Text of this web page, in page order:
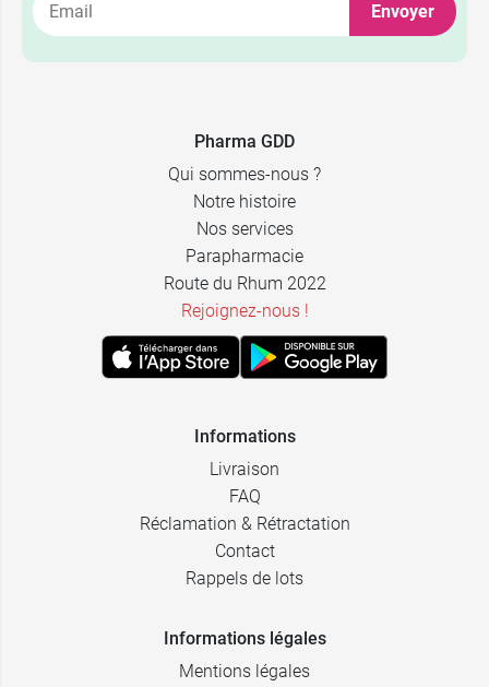
40 ml
Envoyer
Pharma GDD
Qui sommes-nous ?
Notre histoire
Nos services
Parapharmacie
Route du Rhum 2022
Rejoignez-nous !
Informations
Livraison
FAQ
Réclamation & Rétractation
Contact
Rappels de lots
Informations légales
Mentions légales